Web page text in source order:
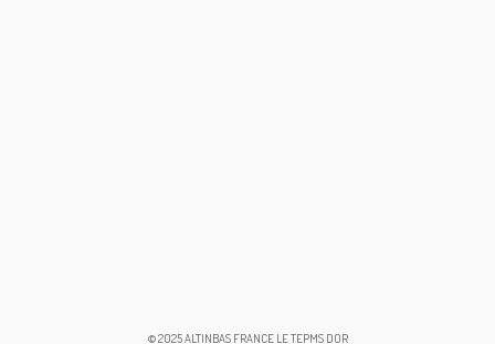
© 2025 ALTINBAS FRANCE LE TEPMS DOR